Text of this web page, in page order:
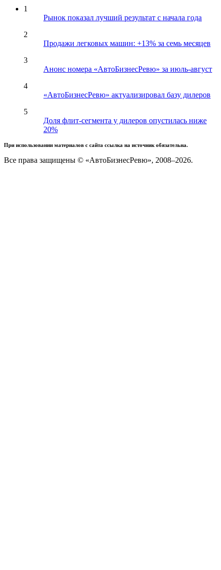
1
Рынок показал лучший результат с начала года
2
Продажи легковых машин: +13% за семь месяцев
3
Анонс номера «АвтоБизнесРевю» за июль-август
4
«АвтоБизнесРевю» актуализировал базу дилеров
5
Доля флит-сегмента у дилеров опустилась ниже
20%
При использовании материалов с сайта ссылка на источник обязательна.
Все права защищены © «АвтоБизнесРевю», 2008–2026.